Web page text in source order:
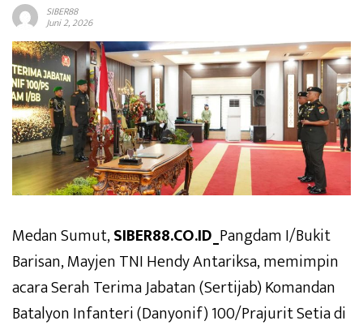
SIBER88
Juni 2, 2026
Medan Sumut,SIBER88.CO.ID_Pangdam I/Bukit
Barisan, Mayjen TNI Hendy Antariksa, memimpin
acara Serah Terima Jabatan (Sertijab) Komandan
Batalyon Infanteri (Danyonif) 100/Prajurit Setia di